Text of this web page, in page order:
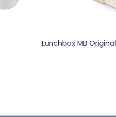
Lunchbox MB Original